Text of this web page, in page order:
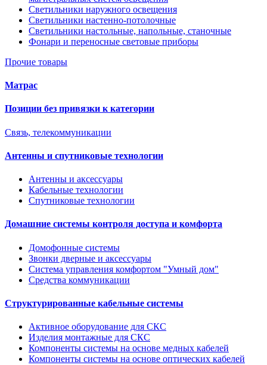
Светильники наружного освещения
Светильники настенно-потолочные
Светильники настольные, напольные, станочные
Фонари и переносные световые приборы
Прочие товары
Матрас
Позиции без привязки к категории
Связь, телекоммуникации
Антенны и спутниковые технологии
Антенны и аксессуары
Кабельные технологии
Спутниковые технологии
Домашние системы контроля доступа и комфорта
Домофонные системы
Звонки дверные и аксессуары
Система управления комфортом "Умный дом"
Средства коммуникации
Структурированные кабельные системы
Активное оборудование для СКС
Изделия монтажные для СКС
Компоненты системы на основе медных кабелей
Компоненты системы на основе оптических кабелей